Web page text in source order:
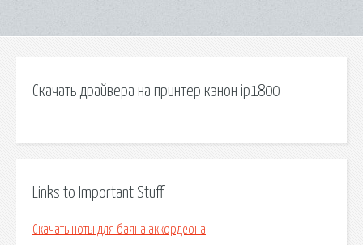
Скачать драйвера на принтер кэнон ip1800
Links to Important Stuff
Скачать ноты для баяна аккордеона